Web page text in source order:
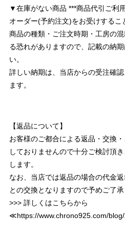
▼在庫がない商品 ***商品代引ご利
オーダー(予約注文)をお受けするこ
商品の種類・ご注文時期・工房の
る恐れがありますので、記載の納
い。
詳しい納期は、当店からの受注確
ます。
【返品について】
お客様のご都合による返品・交換
しておりませんので十分ご検討頂
します。
なお、当店では返品の場合の代金
との交換となりますので予めご了承
>>> 詳しくはこちらから
≪https://www.chrono925.com/